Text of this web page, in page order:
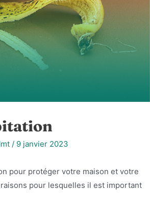
/ 9 janvier 2023
pour protéger votre maison et votre
pour lesquelles il est important